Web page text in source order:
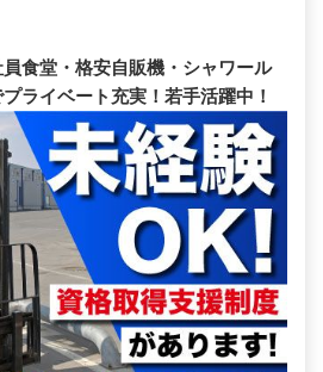
食堂・格安自販機・シャワール
ライベート充実！若手活躍中！